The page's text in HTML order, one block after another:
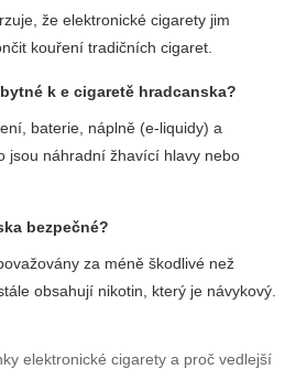
že elektronické cigarety jim
kouření tradičních cigaret.
k e cigaretě hradcanska?
baterie, náplně (e-liquidy) a
jsou náhradní žhavící hlavy nebo
bezpečné?
za méně škodlivé než
obsahují nikotin, který je návykový.
elektronické cigarety a proč vedlejší